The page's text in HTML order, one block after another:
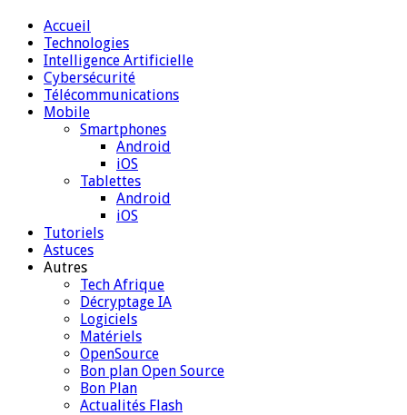
Accueil
Technologies
Intelligence Artificielle
Cybersécurité
Télécommunications
Mobile
Smartphones
Android
iOS
Tablettes
Android
iOS
Tutoriels
Astuces
Autres
Tech Afrique
Décryptage IA
Logiciels
Matériels
OpenSource
Bon plan Open Source
Bon Plan
Actualités Flash